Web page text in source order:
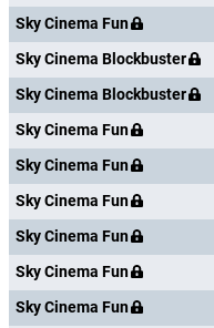
Sky Cinema Fun
Sky Cinema Blockbuster
Sky Cinema Blockbuster
Sky Cinema Fun
Sky Cinema Fun
Sky Cinema Fun
Sky Cinema Fun
Sky Cinema Fun
Sky Cinema Fun